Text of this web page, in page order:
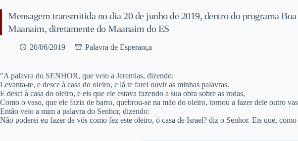
Mensagem transmitida no dia 20 de junho de 2019, dentro do programa Boa
Maanaim, diretamente do Maanaim do ES
20/06/2019 Palavra de Esperança
"A palavra do SENHOR, que veio a Jeremias, dizendo:
Levanta-te, e desce à casa do oleiro, e lá te farei ouvir as minhas palavras.
E desci à casa do oleiro, e eis que ele estava fazendo a sua obra sobre as rodas,
Como o vaso, que ele fazia de barro, quebrou-se na mão do oleiro, tornou a fazer dele outro
Então veio a mim a palavra do Senhor, dizendo:
Não poderei eu fazer de vós como fez este oleiro, ó casa de Israel? diz o Senhor. Eis que,